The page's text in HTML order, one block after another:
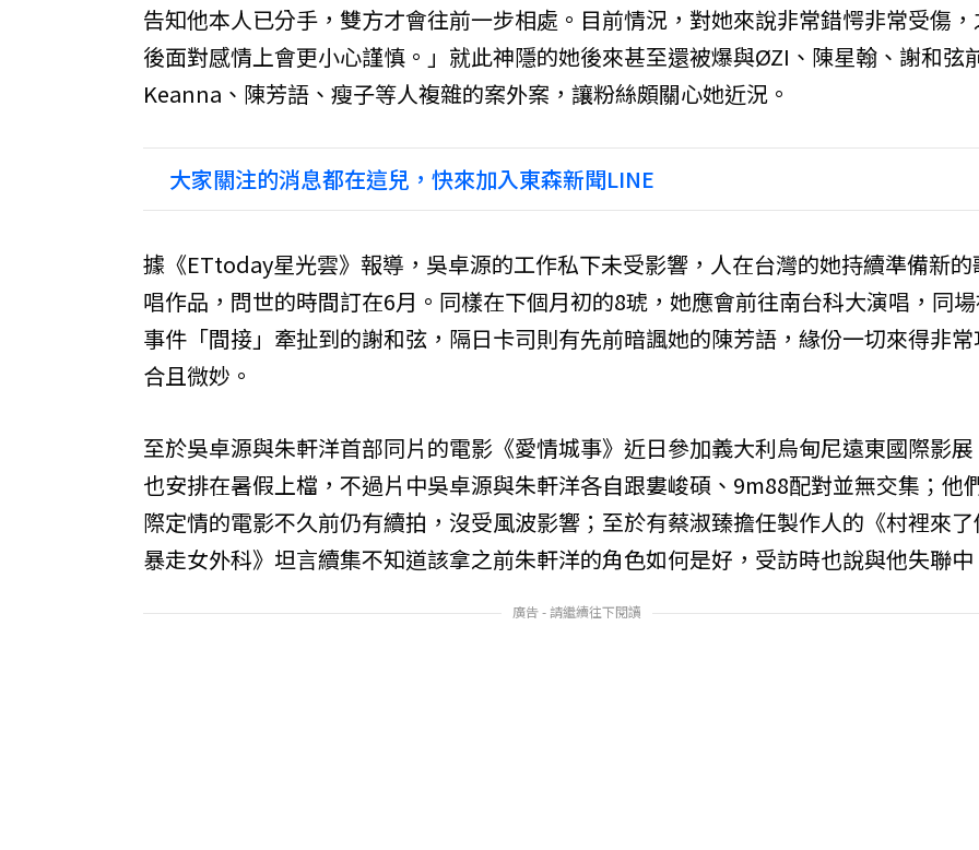
告知他本人已分手，雙方才會往前一步相處。目前情況，對她來說非常錯愕非常受傷
後面對感情上會更小心謹慎。」就此神隱的她後來甚至還被爆與ØZI、陳星翰、謝和弦
Keanna、陳芳語、瘦子等人複雜的案外案，讓粉絲頗關心她近況。
大家關注的消息都在這兒，快來加入東森新聞LINE
據《ETtoday星光雲》報導，吳卓源的工作私下未受影響，人在台灣的她持續準備新的
唱作品，問世的時間訂在6月。同樣在下個月初的8琥，她應會前往南台科大演唱，同
事件「間接」牽扯到的謝和弦，隔日卡司則有先前暗諷她的陳芳語，緣份一切來得非
合且微妙。
至於吳卓源與朱軒洋首部同片的電影《愛情城事》近日參加義大利烏甸尼遠東國際影
也安排在暑假上檔，不過片中吳卓源與朱軒洋各自跟婁峻碩、9m88配對並無交集；他
際定情的電影不久前仍有續拍，沒受風波影響；至於有蔡淑臻擔任製作人的《村裡來
暴走女外科》坦言續集不知道該拿之前朱軒洋的角色如何是好，受訪時也說與他失聯
廣告 - 請繼續往下閱讀